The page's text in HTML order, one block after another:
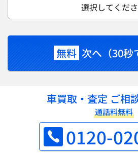
選択してくだ
無料 次へ（30秒
車買取・査定 ご相
通話料無料
0120-